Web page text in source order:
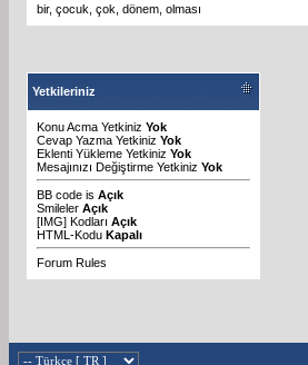
bir, çocuk çok dönem olması
Yetkileriniz
Konu Acma Yetkiniz Yok
Cevap Yazma Yetkiniz Yok
Eklenti Yükleme Yetkiniz Yok
Mesajınızı Değiştirme Yetkiniz Yok
BB code is Açık
Smileler Açık
[IMG] Kodları Açık
HTML-Kodu Kapalı
Forum Rules